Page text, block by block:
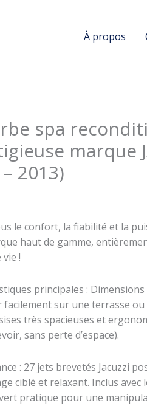
À propos
spa
marque
– 2013)
le confort, la fiabilité et la
haut de gamme,
!
principales :
facilement sur une terrasse ou
très spacieuses et
sans perte d’espace).
: 27 jets brevetés Jacuzzi
ciblé et relaxant. ​Inclus avec
pratique pour une